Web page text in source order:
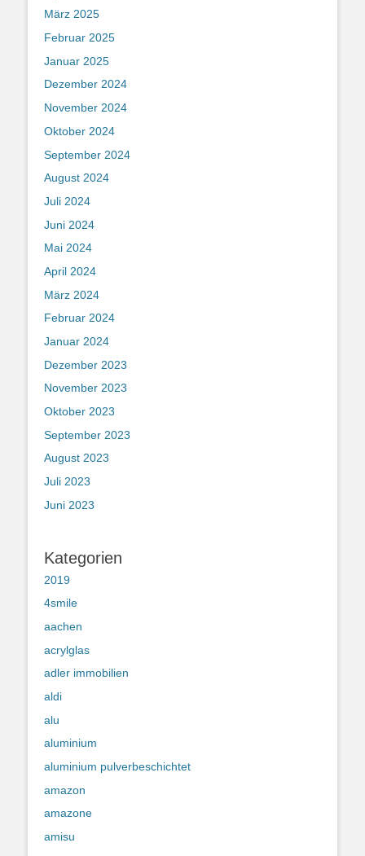
März 2025
Februar 2025
Januar 2025
Dezember 2024
November 2024
Oktober 2024
September 2024
August 2024
Juli 2024
Juni 2024
Mai 2024
April 2024
März 2024
Februar 2024
Januar 2024
Dezember 2023
November 2023
Oktober 2023
September 2023
August 2023
Juli 2023
Juni 2023
Kategorien
2019
4smile
aachen
acrylglas
adler immobilien
aldi
alu
aluminium
aluminium pulverbeschichtet
amazon
amazone
amisu